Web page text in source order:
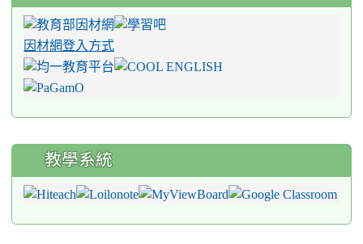
因材網登入方式
教學系統